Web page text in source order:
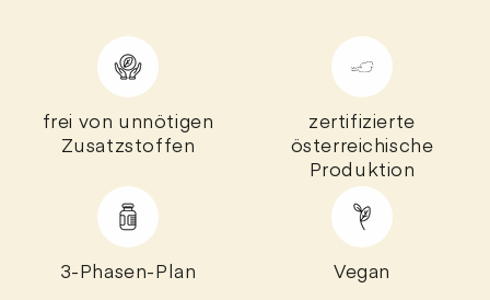
frei von unnötigen
Zusatzstoffen
zertifizierte
österreichische
Produktion
3-Phasen-Plan Vegan